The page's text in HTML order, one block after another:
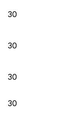
30
30
30
30